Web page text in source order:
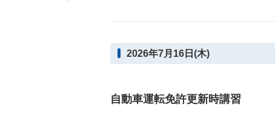
2026年7月16日(木)
自動車運転免許更新時講習